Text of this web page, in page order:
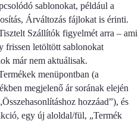
sablonokat, például a
Árváltozás fájlokat is érinti.
Szállítók figyelmét arra – ami
frissen letöltött sablonokat
már nem aktuálisak.
menüpontban (a
megjelenő ár sorának elején
hozzáad”), és
egy új aloldal/fül, „Termék